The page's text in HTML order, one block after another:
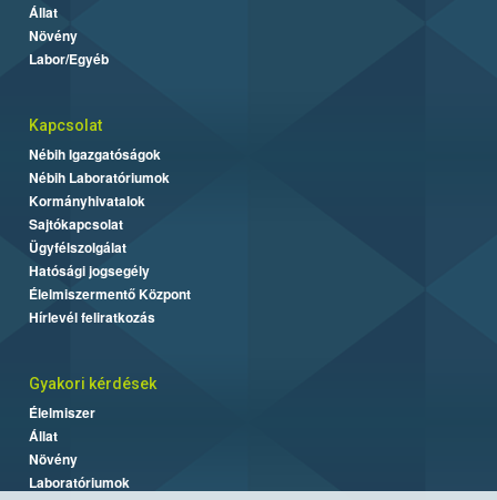
Állat
Növény
Labor/Egyéb
Kapcsolat
Nébih Igazgatóságok
Nébih Laboratóriumok
Kormányhivatalok
Sajtókapcsolat
Ügyfélszolgálat
Hatósági jogsegély
Élelmiszermentő Központ
Hírlevél feliratkozás
Gyakori kérdések
Élelmiszer
Állat
Növény
Laboratóriumok